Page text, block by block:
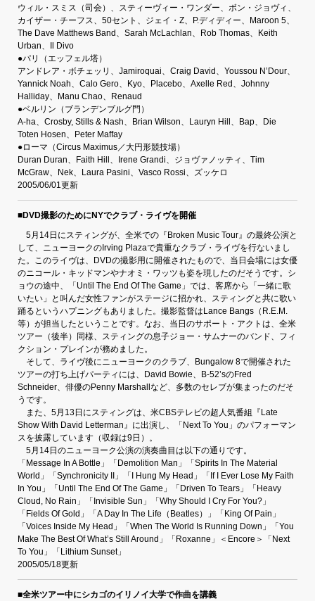
ウィル・スミス（司会）、スティーヴィー・ワンダー、ボン・ジョヴィ、
カイザー・チーフス、50セント、ジェイ・Z、P.ディディー、Maroon 5、
The Dave Matthews Band、Sarah McLachlan、Rob Thomas、Keith
Urban、Il Divo
●パリ（エッフェル塔）
アンドレア・ボチェッリ、Jamiroquai、Craig David、Youssou N’Dour、
Yannick Noah、Calo Gero、Kyo、Placebo、Axelle Red、Johnny
Halliday、Manu Chao、Renaud
●ベルリン（ブランデンブルグ門）
A-ha、Crosby, Stills & Nash、Brian Wilson、Lauryn Hill、Bap、Die
Toten Hosen、Peter Maffay
●ローマ（Circus Maximus／大円形競技場）
Duran Duran、Faith Hill、Irene Grandi、ジョヴァノッティ、Tim
McGraw、Nek、Laura Pasini、Vasco Rossi、ズッケロ
2005/06/01更新
■DVD撮影のためにNYでクラブ・ライヴを開催
5月14日にスティングが、全米での『Broken Music Tour』の最終公演と
して、ニューヨークのIrving Plazaで貴重なクラブ・ライヴを行ないまし
た。このライヴは、DVDの撮影用に開催されたもので、当日会場には女優
のニコール・キッドマンやナオミ・ワッツも姿を現したのだそうです。シ
ョウの途中、「Until The End Of The Game」では、客席から「一緒に歌
いたい」と叫んだ女性ファンがステージに招かれ、スティングと共に歌い
踊るというハプニングもありました。撮影監督はLance Bangs（R.E.M.
等）が担当したということです。なお、当日のサポート・アクトは、全米
ツアー（後半）同様、スティングの息子ジョー・サムナーのバンド、フィ
クション・プレインが務めました。
そして、ライヴ後にニューヨークのクラブ、Bungalow 8で開催された
ツアーの打ち上げパーティには、David Bowie、B-52’sのFred
Schneider、俳優のPenny Marshallなど、多数のセレブが集まったのだそ
うです。
また、5月13日にスティングは、米CBSテレビの超人気番組『Late
Show With David Letterman』に出演し、「Next To You」のパフォーマン
スを披露しています（収録は9日）。
5月14日のニューヨーク公演の演奏曲目は以下の通りです。
「Message In A Bottle」「Demolition Man」「Spirits In The Material
World」「Synchronicity II」「I Hung My Head」「If I Ever Lose My Faith
In You」「Until The End Of The Game」「Driven To Tears」「Heavy
Cloud, No Rain」「Invisible Sun」「Why Should I Cry For You?」
「Fields Of Gold」「A Day In The Life（Beatles）」「King Of Pain」
「Voices Inside My Head」「When The World Is Running Down」「You
Make The Best Of What’s Still Around」「Roxanne」＜Encore＞「Next
To You」「Lithium Sunset」
2005/05/18更新
■全米ツアー中にシカゴのイリノイ大学で作曲を講義